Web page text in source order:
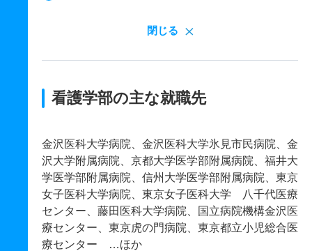
閉じる
看護学部の主な就職先
金沢医科大学病院、金沢医科大学氷見市民病院、金
沢大学附属病院、京都大学医学部附属病院、福井大
学医学部附属病院、信州大学医学部附属病院、東京
女子医科大学病院、東京女子医科大学 八千代医療
センター、藤田医科大学病院、国立病院機構金沢医
療センター、東京虎の門病院、東京都立小児総合医
療センター …ほか